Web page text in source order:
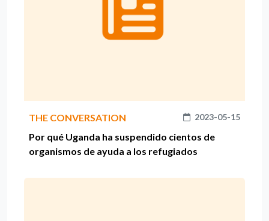
THE CONVERSATION 2023-05-15
Por qué Uganda ha suspendido cientos de
organismos de ayuda a los refugiados